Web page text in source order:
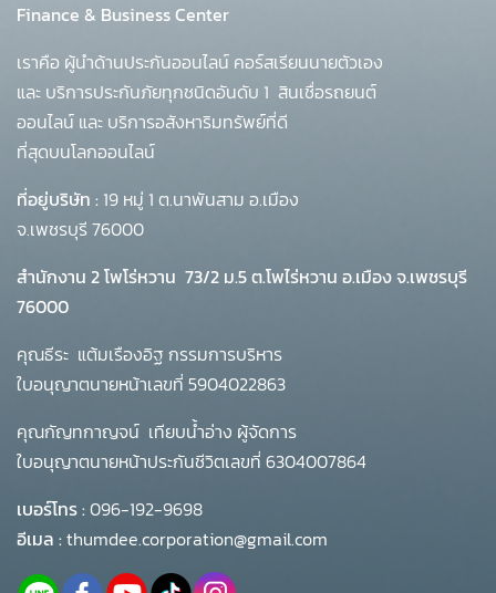
Finance & Business Center
เราคือ ผู้นำด้านประกันออนไลน์ คอร์สเรียนนายตัวเอง
และ บริการประกันภัยทุกชนิดอันดับ 1 สินเชื่อรถยนต์
ออนไลน์ และ บริการอสังหาริมทรัพย์ที่ดี
ที่สุดบนโลกออนไลน์
ที่อยู่บริษัท : 19 หมู่ 1 ต.นาพันสาม อ.เมือง
จ.เพชรบุรี 76000
สำนักงาน 2 โพโร่หวาน 73/2 ม.5 ต.โพไร่หวาน อ.เมือง จ.เพชรบุรี
76000
คุณธีระ แต้มเรืองอิฐ กรรมการบริหาร
ใบอนุญาตนายหน้าเลขที่ 5904022863
คุณกัญทกาญจน์ เทียบน้ำอ่าง ผู้จัดการ
ใบอนุญาตนายหน้าประกันชีวิตเลขที่ 6304007864
เบอร์โทร :096-192-9698
อีเมล :thumdee.corporation@gmail.com